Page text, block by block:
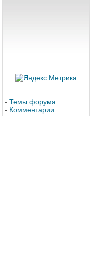
- Темы форума
- Комментарии